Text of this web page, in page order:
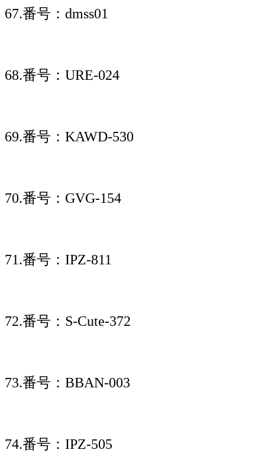
67.番号：dmss01
68.番号：URE-024
69.番号：KAWD-530
70.番号：GVG-154
71.番号：IPZ-811
72.番号：S-Cute-372
73.番号：BBAN-003
74.番号：IPZ-505